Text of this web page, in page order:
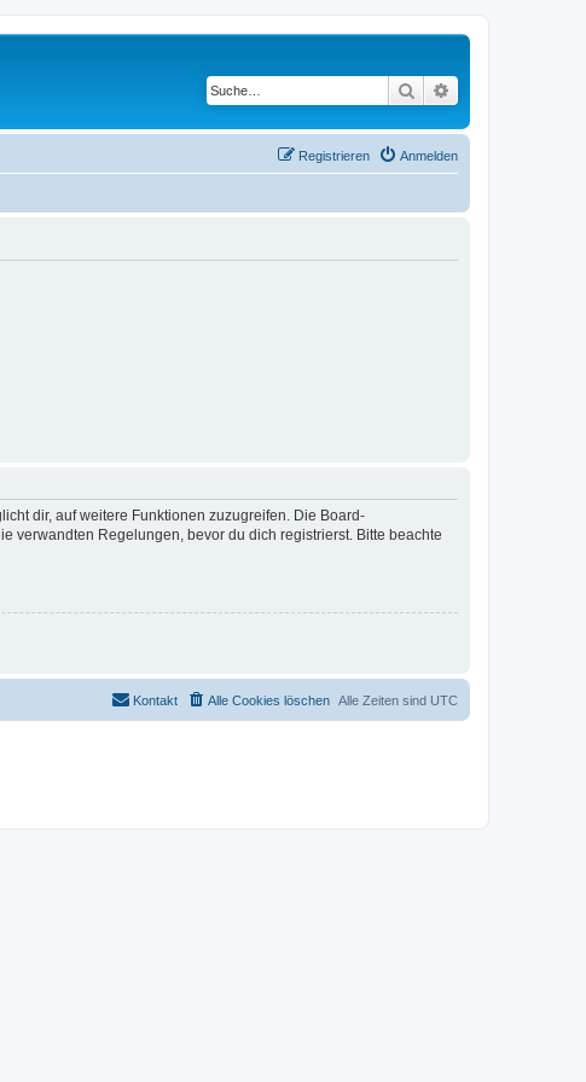
Suche
Anmelden
Registrieren
dir, auf weitere Funktionen zuzugreifen. Die Board-
verwandten Regelungen, bevor du dich registrierst. Bitte beachte
Alle Zeiten sind UTC
Alle Cookies löschen
Kontakt